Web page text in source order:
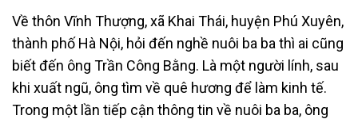
Về thôn Vĩnh Thượng, xã Khai Thái, huyện Phú Xuyên,
thành phố Hà Nội, hỏi đến nghề nuôi ba ba thì ai cũng
biết đến ông Trần Công Bằng. Là một người lính, sau
khi xuất ngũ, ông tìm về quê hương để làm kinh tế.
Trong một lần tiếp cận thông tin về nuôi ba ba, ông